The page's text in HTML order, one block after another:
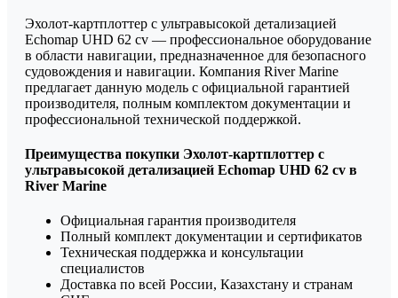
Эхолот-картплоттер с ультравысокой детализацией
Echomap UHD 62 cv — профессиональное оборудование
в области навигации, предназначенное для безопасного
судовождения и навигации. Компания River Marine
предлагает данную модель с официальной гарантией
производителя, полным комплектом документации и
профессиональной технической поддержкой.
Преимущества покупки Эхолот-картплоттер с
ультравысокой детализацией Echomap UHD 62 cv в
River Marine
Официальная гарантия производителя
Полный комплект документации и сертификатов
Техническая поддержка и консультации
специалистов
Доставка по всей России, Казахстану и странам